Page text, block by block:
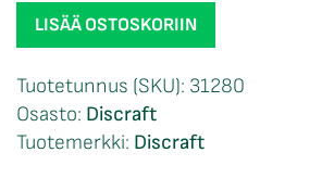
Discraft
Jawbreaker
Luna
määrä
LISÄÄ OSTOSKORIIN
Tuotetunnus (SKU): 31280
Osasto: Discraft
Tuotemerkki: Discraft